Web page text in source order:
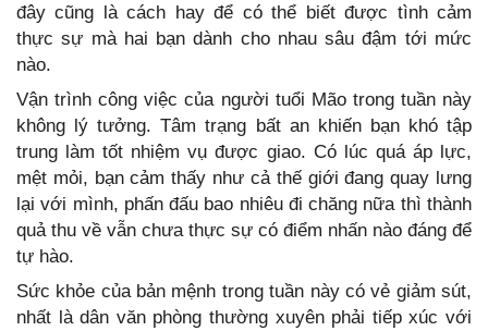
đây cũng là cách hay để có thể biết được tình cảm
thực sự mà hai bạn dành cho nhau sâu đậm tới mức
nào.
Vận trình công việc của người tuổi Mão trong tuần này
không lý tưởng. Tâm trạng bất an khiến bạn khó tập
trung làm tốt nhiệm vụ được giao. Có lúc quá áp lực,
mệt mỏi, bạn cảm thấy như cả thế giới đang quay lưng
lại với mình, phấn đấu bao nhiêu đi chăng nữa thì thành
quả thu về vẫn chưa thực sự có điểm nhấn nào đáng để
tự hào.
Sức khỏe của bản mệnh trong tuần này có vẻ giảm sút,
nhất là dân văn phòng thường xuyên phải tiếp xúc với